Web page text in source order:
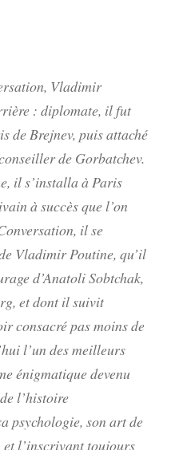
Vladimir
: diplomate, il fut
de Brejnev, puis attaché
de Gorbatchev.
il s’installa à Paris
à succès que l’on
il se
Vladimir Poutine, qu’il
d’Anatoli Sobtchak,
et dont il suivit
consacré pas moins de
l’un des meilleurs
énigmatique devenu
l’histoire
psychologie, son art de
et l’inscrivant toujours